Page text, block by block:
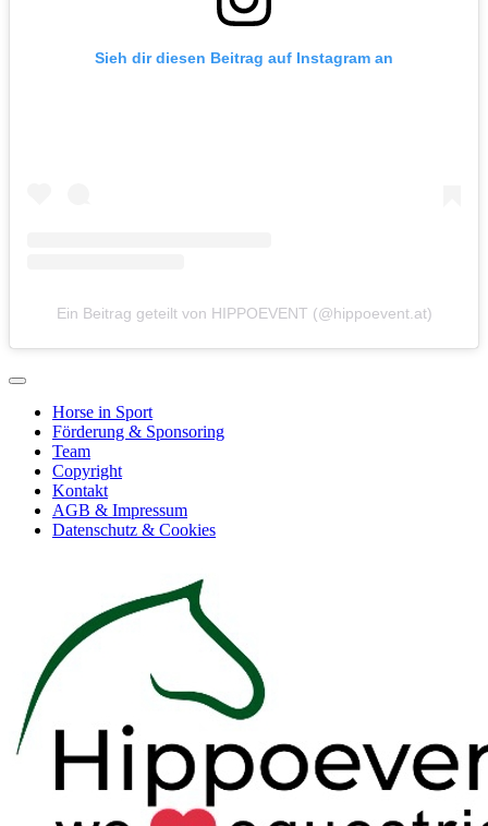
Sieh dir diesen Beitrag auf Instagram an
Ein Beitrag geteilt von HIPPOEVENT (@hippoevent.at)
Horse in Sport
Förderung & Sponsoring
Team
Copyright
Kontakt
AGB & Impressum
Datenschutz & Cookies